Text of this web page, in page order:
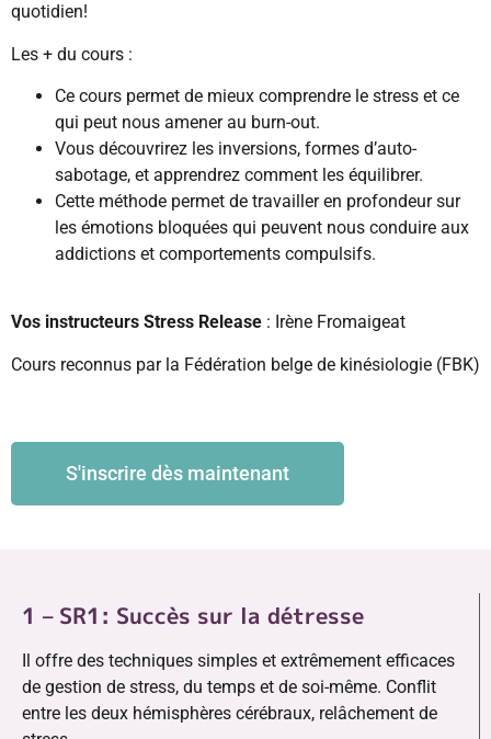
quotidien!
Les + du cours :
Ce cours permet de mieux comprendre le stress et ce
qui peut nous amener au burn-out.
Vous découvrirez les inversions, formes d’auto-
sabotage, et apprendrez comment les équilibrer.
Cette méthode permet de travailler en profondeur sur
les émotions bloquées qui peuvent nous conduire aux
addictions et comportements compulsifs.
Vos instructeurs Stress Release : Irène Fromaigeat
Cours reconnus par la Fédération belge de kinésiologie (FBK)
S'inscrire dès maintenant
1 – SR1: Succès sur la détresse
Il offre des techniques simples et extrêmement efficaces
de gestion de stress, du temps et de soi-même. Conflit
entre les deux hémisphères cérébraux, relâchement de